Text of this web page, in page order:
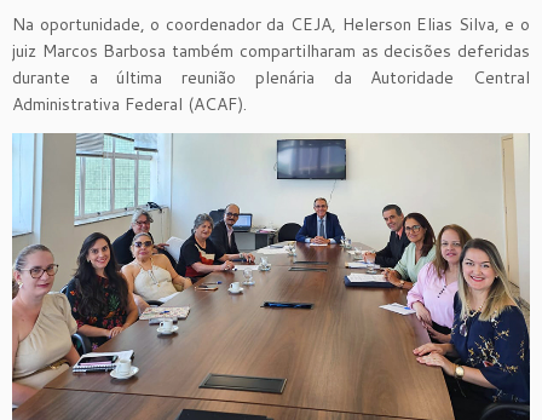
Na oportunidade, o coordenador da CEJA, Helerson Elias Silva, e o
juiz Marcos Barbosa também compartilharam as decisões deferidas
durante a última reunião plenária da Autoridade Central
Administrativa Federal (ACAF).